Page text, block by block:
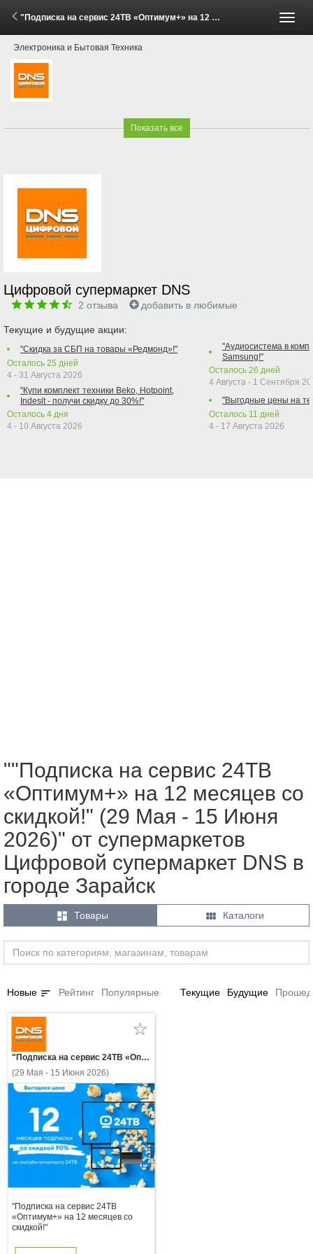
"Подписка на сервис 24ТВ «Оптимум+» на 12 месяцев со скидкой!" (29 Мая - 15 Июня 2026)
Электроника и Бытовая Техника
Показать все
Цифровой супермаркет DNS
2 отзыва добавить в любимые
Текущие и будущие акции:
"Скидка за СБП на товары «Редмонд»!"
Осталось 25 дней
4 - 31 Августа 2026
"Купи комплект техники Beko, Hotpoint,
Indesit - получи скидку до 30%!"
Осталось 4 дня
4 - 10 Августа 2026
"Аудиосистема в
Samsung!"
Осталось 26 дней
4 Августа - 1 Сентября
"Выгодные цены на
Осталось 11 дней
4 - 17 Августа 2026
""Подписка на сервис 24ТВ
«Оптимум+» на 12 месяцев со
скидкой!" (29 Мая - 15 Июня
2026)" от супермаркетов
Цифровой супермаркет DNS в
городе Зарайск
 Товары  Каталоги
Новые sort Рейтинг Популярные Текущие Будущие
"Подписка на сервис 24ТВ «Оптимум+» на 12 месяцев со скидкой!"
(29 Мая - 15 Июня 2026)
"Подписка на сервис 24ТВ
«Оптимум+» на 12 месяцев со
скидкой!"